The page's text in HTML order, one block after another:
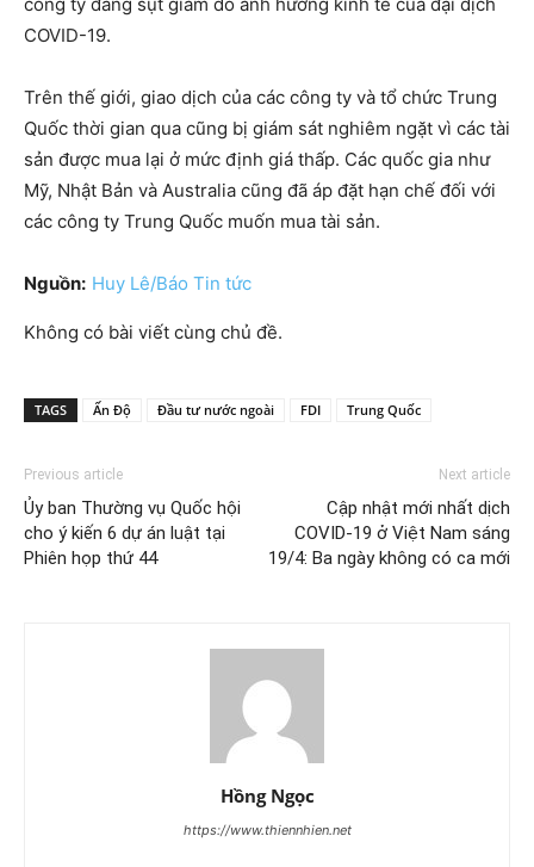
COVID-19.
Trên thế giới, giao dịch của các công ty và tổ chức Trung
Quốc thời gian qua cũng bị giám sát nghiêm ngặt vì các tài
sản được mua lại ở mức định giá thấp. Các quốc gia như
Mỹ, Nhật Bản và Australia cũng đã áp đặt hạn chế đối với
các công ty Trung Quốc muốn mua tài sản.
Nguồn: Huy Lê/Báo Tin tức
Không có bài viết cùng chủ đề.
TAGS Ấn Độ Đầu tư nước ngoài FDI Trung Quốc
Previous article
Ủy ban Thường vụ Quốc hội
cho ý kiến 6 dự án luật tại
Phiên họp thứ 44
Next article
Cập nhật mới nhất dịch
COVID-19 ở Việt Nam sáng
19/4: Ba ngày không có ca mới
Hồng Ngọc
https://www.thiennhien.net